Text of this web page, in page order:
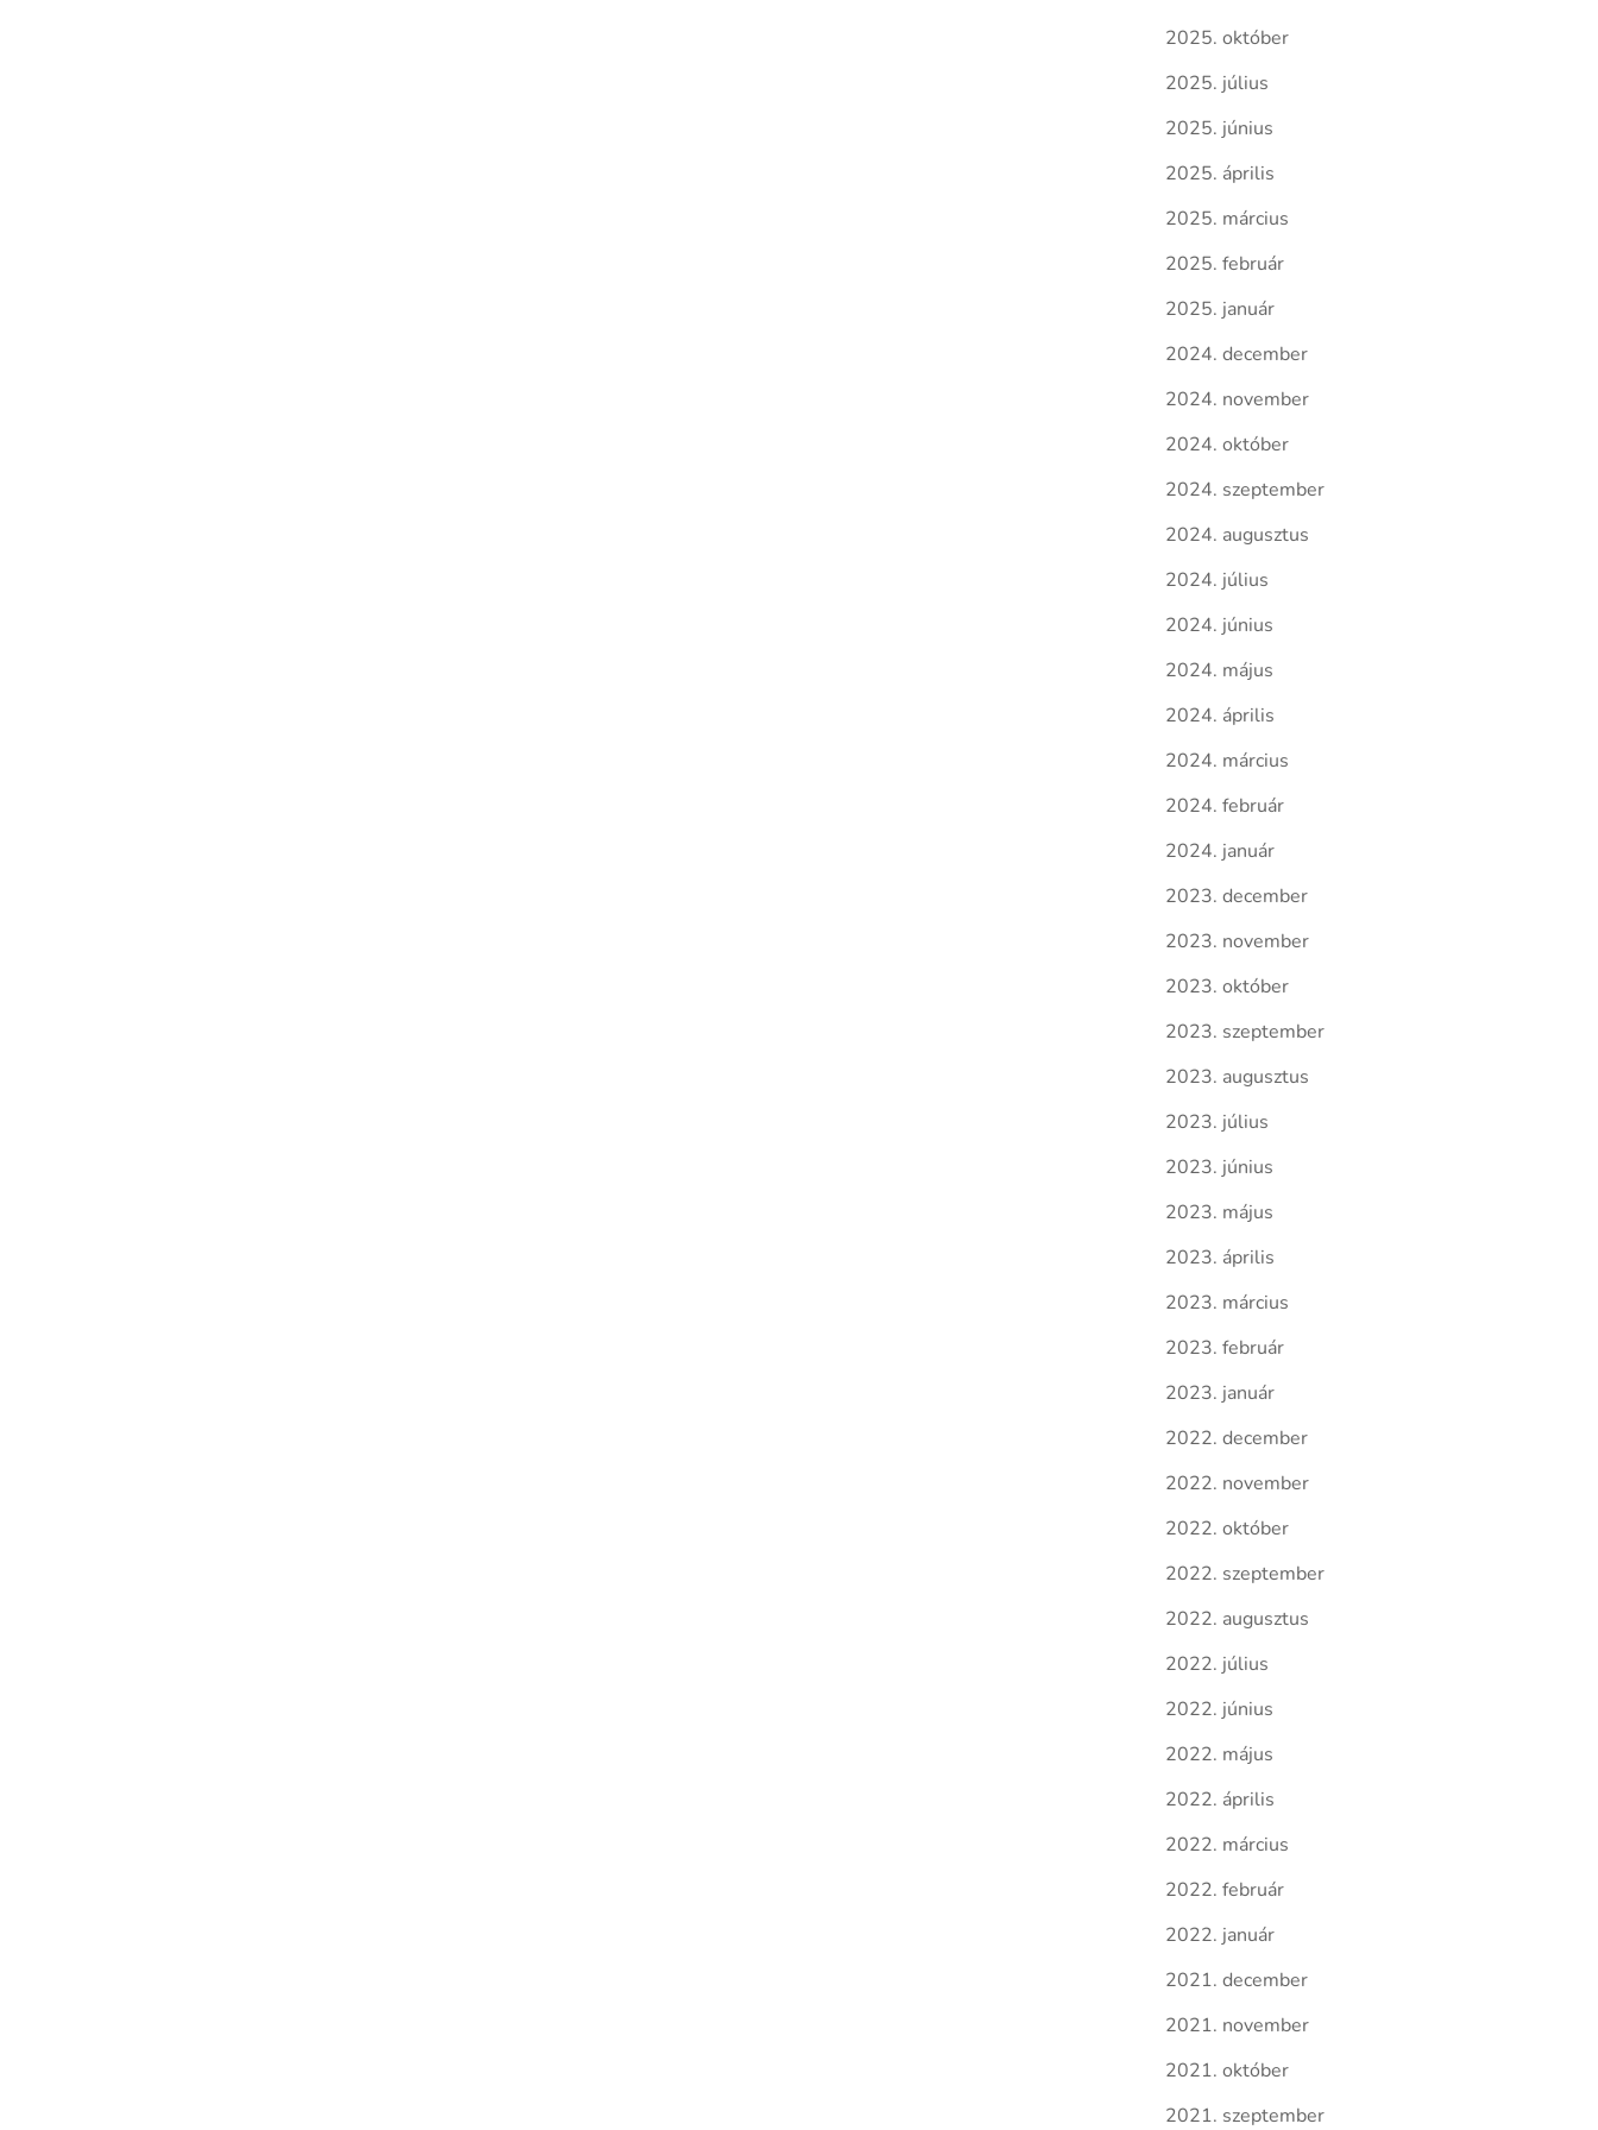
2025. október
2025. július
2025. június
2025. április
2025. március
2025. február
2025. január
2024. december
2024. november
2024. október
2024. szeptember
2024. augusztus
2024. július
2024. június
2024. május
2024. április
2024. március
2024. február
2024. január
2023. december
2023. november
2023. október
2023. szeptember
2023. augusztus
2023. július
2023. június
2023. május
2023. április
2023. március
2023. február
2023. január
2022. december
2022. november
2022. október
2022. szeptember
2022. augusztus
2022. július
2022. június
2022. május
2022. április
2022. március
2022. február
2022. január
2021. december
2021. november
2021. október
2021. szeptember